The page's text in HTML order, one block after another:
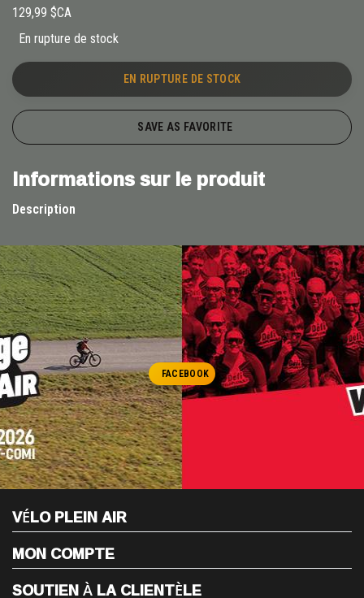
129,99 $CA
En rupture de stock
EN RUPTURE DE STOCK
SAVE AS FAVORITE
Informations sur le produit
Description
FACEBOOK
VÉLO PLEIN AIR
MON COMPTE
SOUTIEN À LA CLIENTÈLE